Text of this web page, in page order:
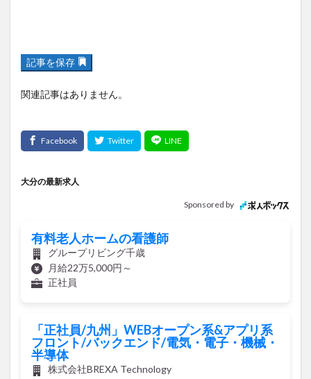
記事を保存
関連記事はありません。
大分の最新求人
Sponsored by
有料老人ホームの看護師
グループリビング千歳
月給22万5,000円～
正社員
「正社員/九州」WEBオープン系&アプリ系
フロント/バックエンド/電気・電子・機械・
半導体
株式会社BREXA Technology